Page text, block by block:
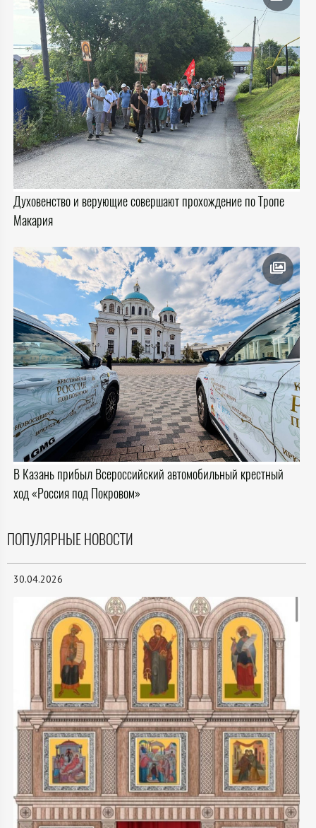
Духовенство и верующие совершают прохождение по Тропе
Макария
В Казань прибыл Всероссийский автомобильный крестный
ход «Россия под Покровом»
ПОПУЛЯРНЫЕ НОВОСТИ
30.04.2026